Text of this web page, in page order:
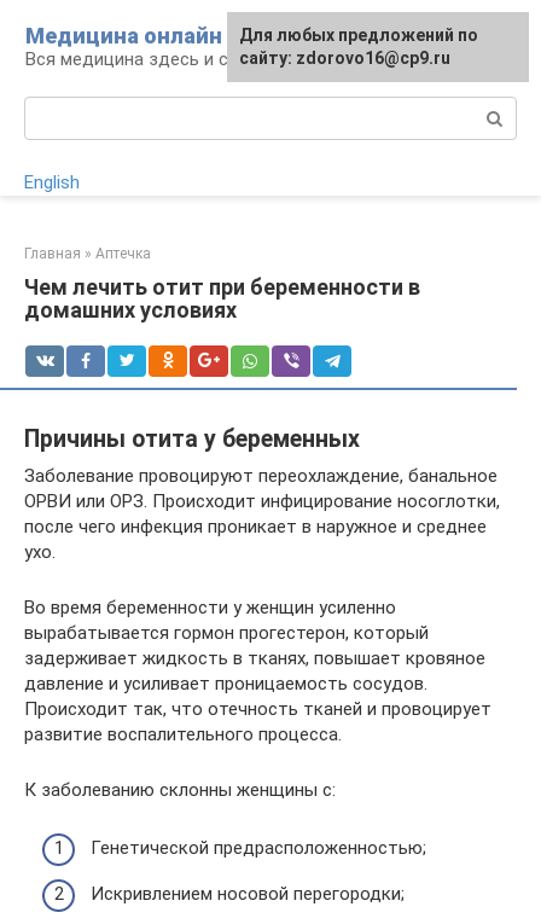
контенту
Медицина онлайн
Вся медицина здесь и сейчас
English
Главная » Аптечка
Чем лечить отит при беременности в
домашних условиях
Причины отита у беременных
Заболевание провоцируют переохлаждение, банальное
ОРВИ или ОРЗ. Происходит инфицирование носоглотки,
после чего инфекция проникает в наружное и среднее
ухо.
Во время беременности у женщин усиленно
вырабатывается гормон прогестерон, который
задерживает жидкость в тканях, повышает кровяное
давление и усиливает проницаемость сосудов.
Происходит так, что отечность тканей и провоцирует
развитие воспалительного процесса.
К заболеванию склонны женщины с:
Генетической предрасположенностью;
Искривлением носовой перегородки;
Для любых предложений по
сайту: zdorovo16@cp9.ru